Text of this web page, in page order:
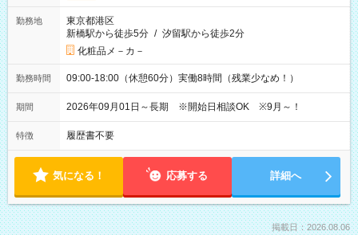
勤務地
東京都港区
新橋駅から徒歩5分 / 汐留駅から徒歩2分
化粧品メ－カ－
勤務時間 09:00-18:00（休憩60分）実働8時間（残業少なめ！）
期間 2026年09月01日～長期 ※開始日相談OK ※9月～！
特徴 履歴書不要
気になる！ 応募する 詳細へ
掲載日：2026.08.06